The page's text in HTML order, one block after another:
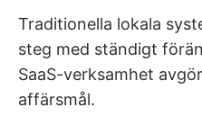
Traditionella lokala
steg med ständigt
SaaS-verksamhet
affärsmål.